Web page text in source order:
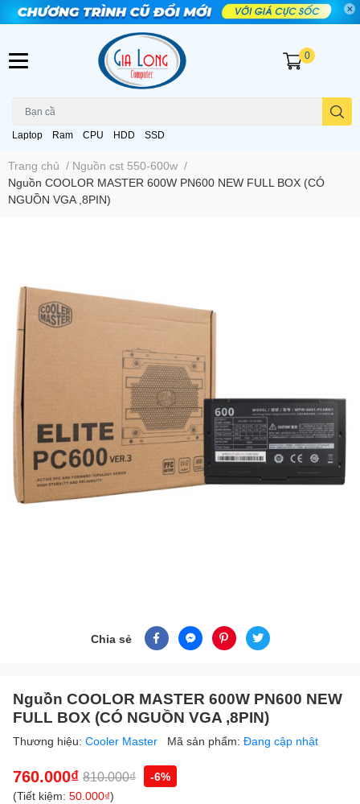
Laptop Ram CPU HDD SSD
0
Trang chủ / Nguồn cst 550-600w /
Nguồn COOLOR MASTER 600W PN600 NEW FULL BOX (CÓ
NGUỒN VGA ,8PIN)
Chia sẻ
Nguồn COOLOR MASTER 600W PN600 NEW
FULL BOX (CÓ NGUỒN VGA ,8PIN)
Thương hiệu: Cooler Master Mã sản phẩm: Đang cập nhật
760.000₫ 810.000₫
-6%
(Tiết kiệm: 50.000₫)